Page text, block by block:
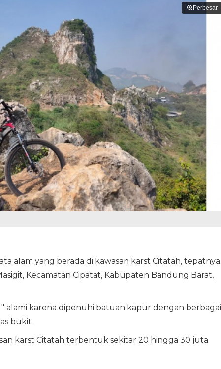
Perbesar
alam yang berada di kawasan karst Citatah, tepatnya
Kecamatan Cipatat, Kabupaten Bandung Barat,
alami karena dipenuhi batuan kapur dengan berbagai
bukit.
karst Citatah terbentuk sekitar 20 hingga 30 juta